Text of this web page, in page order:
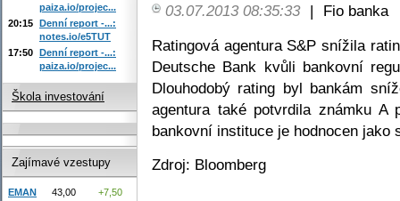
03.07.2013 08:35:33 |
Fio banka
Ratingová agentura S&P snížila
Deutsche Bank kvůli bankovní
Dlouhodobý rating byl bankám
agentura také potvrdila známku
bankovní instituce je hodnocen jako
Zdroj: Bloomberg
paiza.io/projec...
20:15 Denní report -...:
notes.io/e5TUT
17:50 Denní report -...:
paiza.io/projec...
Škola investování
Zajímavé vzestupy
EMAN 43,00
+7,50